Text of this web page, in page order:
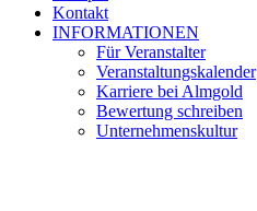
Kontakt
INFORMATIONEN
Für Veranstalter
Veranstaltungskalender
Karriere bei Almgold
Bewertung schreiben
Unternehmenskultur